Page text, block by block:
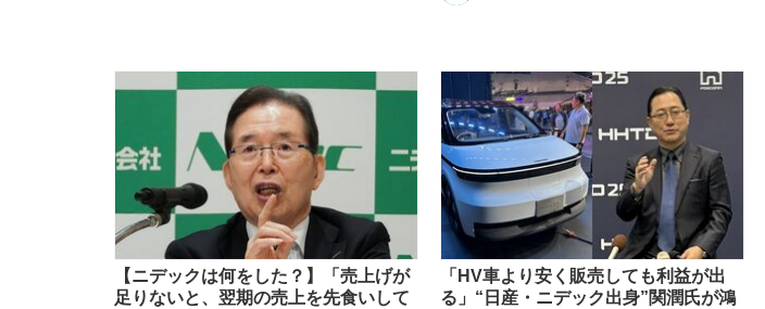
【ニデックは何をした？】「売上げが
足りないと、翌期の売上を先食いして
「HV車より安く販売しても利益が出
る」“日産・ニデック出身”関潤氏が鴻